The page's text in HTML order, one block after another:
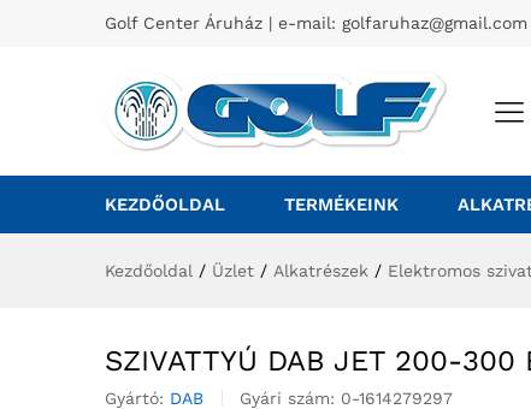
Golf Center Áruház | e-mail: golfaruhaz@gmail.com
KEZDŐOLDAL TERMÉKEINK
Kezdőoldal / Üzlet / Alkatrészek / Elektromos
SZIVATTYÚ DAB JET 200-300
Gyártó: DAB Gyári szám: 0-1614279297